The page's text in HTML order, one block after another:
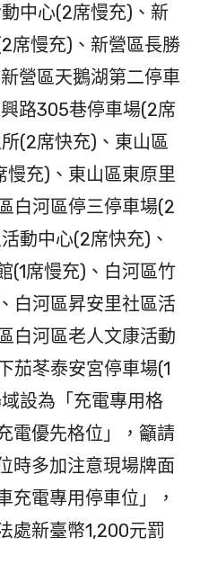
中心(2席慢充)、新
席慢充)、新營區長勝
營區天鵝湖第二停車
路305巷停車場(2席
(2席快充)、東山區
慢充)、東山區東原里
白河區停三停車場(2
動中心(2席快充)、
(1席慢充)、白河區竹
白河區昇安里社區活
白河區老人文康活動
茄苳泰安宮停車場(1
設為「充電專用格
電優先格位」，籲請
時多加注意現場牌面
充電專用停車位」，
處新臺幣1,200元罰